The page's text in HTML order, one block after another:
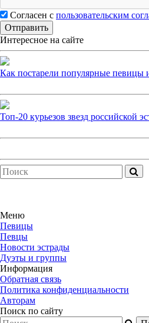
Согласен с пользовательским
Интересное на сайте
Как постарели популярные певицы
Топ-20 курьезов звезд российской
Меню
Певицы
Певцы
Новости эстрады
Дуэты и группы
Информация
Обратная связь
Политика конфиденциальности
Авторам
Поиск по сайту